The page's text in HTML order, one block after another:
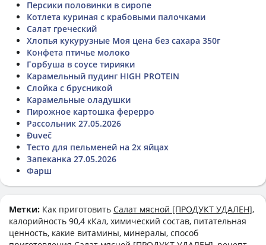
Персики половинки в сиропе
Котлета куриная с крабовыми палочками
Салат греческий
Хлопья кукурузные Моя цена без сахара 350г
Конфета птичье молоко
Горбуша в соусе тирияки
Карамельный пудинг HIGH PROTEIN
Слойка с брусникой
Карамельные оладушки
Пирожное картошка ферерро
Рассольник 27.05.2026
Đuveč
Тесто для пельменей на 2х яйцах
Запеканка 27.05.2026
Фарш
Метки: Как приготовить Салат мясной [ПРОДУКТ УДАЛЕН],
калорийность 90,4 кКал, химический состав, питательная
ценность, какие витамины, минералы, способ